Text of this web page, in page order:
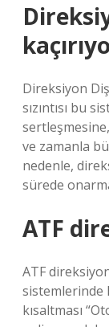
Direksiyon
sızıntısı bu
ve zamanla
nedenle,
sürede
ATF
ATF
sistemlerinde
kısaltması